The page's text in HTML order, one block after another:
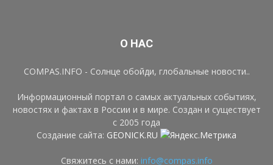
О НАС
COMPAS.INFO - Солнце обойди, глобальные новости..
Информационный портал о самых актуальных событиях,
новостях и фактах в России и в мире. Создан и существует
с 2005 года
Создание сайта: GEONICK.RU
Свяжитесь с нами: info@compas.info